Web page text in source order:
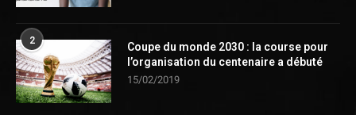
2
Coupe du monde 2030 : la course pour
l’organisation du centenaire a débuté
15/02/2019